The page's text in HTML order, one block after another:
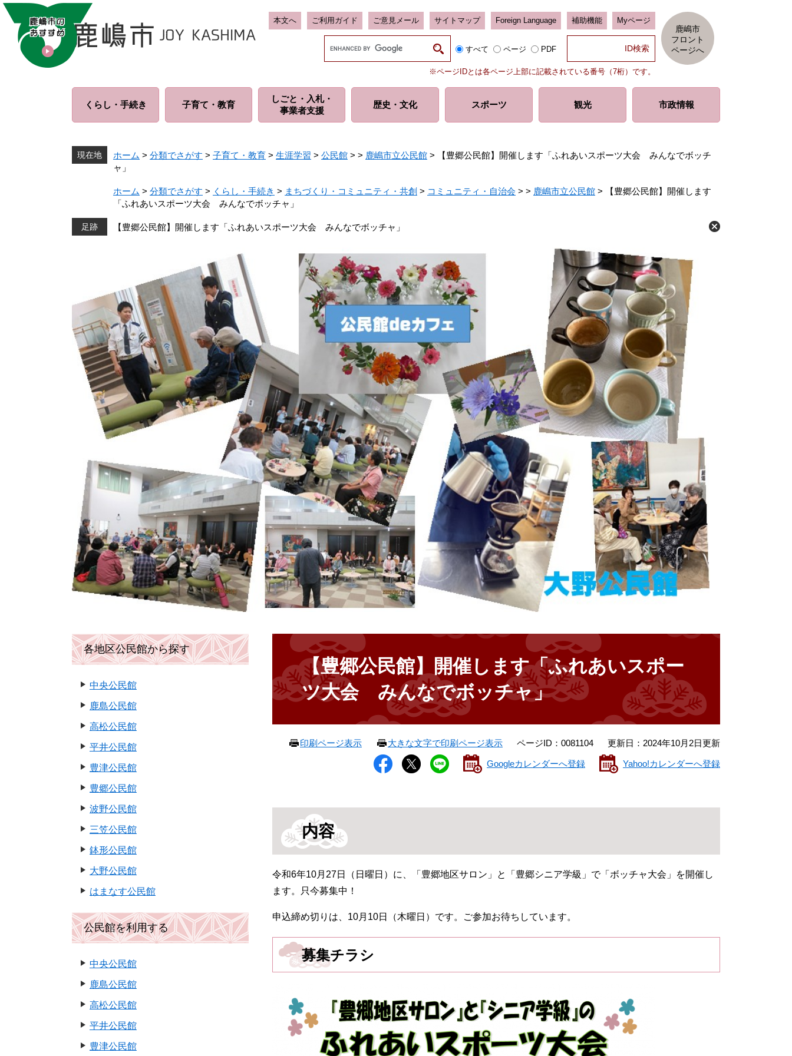
ペ
メ
本文へ ご利用ガイド ご意見メール サイトマップ Foreign Language 補助機能 Myページ
ム
すべて ページ PDF
※ページIDとは各ページ上部に記載されている番号（7桁）です。
鹿嶋市
フロント
ページへ
くらし・ 手続き 子育て・ 教育
しごと・入札・
事業者支援
歴史・ 文化 スポーツ 観光 市政情報
現在地 ホーム > 分類でさがす > 子育て・教育 > 生涯学習 > 公民館 > > 鹿嶋市立公民館 >
【豊郷公民館】開催します「ふれあいスポーツ大会 みんなでボッチ
ャ」
ホーム > 分類でさがす > くらし・手続き > まちづくり・コミュニティ・共創 > コミュニティ・自治会 > > 鹿嶋市立公民館 >
【豊郷公民館】開催します
「ふれあいスポーツ大会 みんなでボッチャ」
【豊郷公民館】開催します「ふれあいスポーツ大会 みんなでボッチャ」
【豊郷公民館】開催します「ふれあいスポー
ツ大会 みんなでボッチャ」
印刷ページ表示 大きな文字で印刷ページ表示 ページID：0081104 更新日：2024年10月2日更新
Googleカレンダーへ登録 Yahoo!カレンダーへ登録
内容
令和6年10月27日（日曜日）に、「豊郷地区サロン」と「豊郷シニア学級」で「ボッチャ大会」を開催し
ます。只今募集中！
申込締め切りは、10月10日（木曜日）です。ご参加お待ちしています。
募集チラシ
各地区公民館から探す
中央公民館
鹿島公民館
高松公民館
平井公民館
豊津公民館
豊郷公民館
波野公民館
三笠公民館
鉢形公民館
大野公民館
はまなす公民館
公民館を利用する
中央公民館
鹿島公民館
高松公民館
平井公民館
豊津公民館